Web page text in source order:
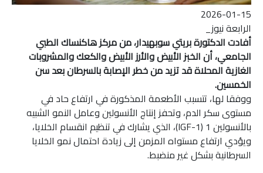
2026-01-15
الرابعة نيوز_
أفادت الدكتورة بريتي سوبهيدار، من مركز هاكنساك الطبي
الجامعي، أن الخبز الأبيض والأرز الأبيض والكعك والمشروبات
الغازية المحلاة قد تزيد من خطر الإصابة بالسرطان بعد سن
الخمسين.
ووفقا لها، تتسبب الأطعمة المذكورة في ارتفاع حاد في
مستوى سكر الدم، وتحفز إنتاج الأنسولين وعامل النمو الشبيه
بالأنسولين 1 (IGF-1)، الذي يشارك في تنظيم انقسام الخلايا،
ويؤدي ارتفاع مستواه المزمن إلى زيادة احتمال نمو الخلايا
السرطانية بشكل غير منضبط.